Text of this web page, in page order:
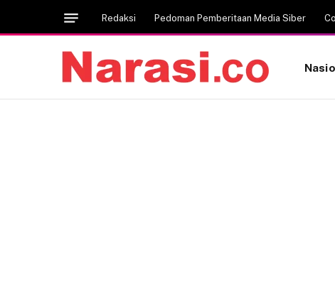
Redaksi Pedoman Pemberitaan Media Siber